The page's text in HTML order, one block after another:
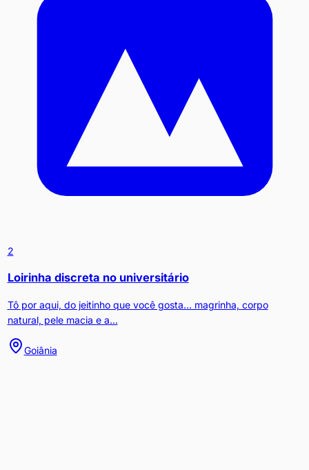
2
Loirinha discreta no universitário
Tô por aqui, do jeitinho que você gosta… magrinha, corpo
natural, pele macia e a...
Goiânia